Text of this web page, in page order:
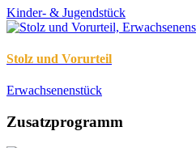
Kinder- & Jugendstück
Stolz und Vorurteil
Erwachsenenstück
Zusatzprogramm